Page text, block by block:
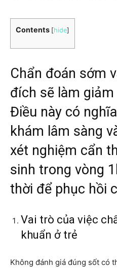
Contents [hide]
Chẩn đoán sớm
đích sẽ làm
Điều này có
khám lâm sàng
xét nghiệm cẩn
sinh trong vòng
thời để phục hồi
Vai trò của việc
khuẩn ở trẻ
Không đánh giá đúng sốt có